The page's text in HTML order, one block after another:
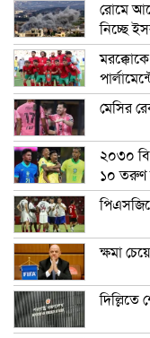
রোমে
নিচ্ছে
মেসির
২০৩০
১০ তরুণ
ক্ষমা
দিল্লিতে